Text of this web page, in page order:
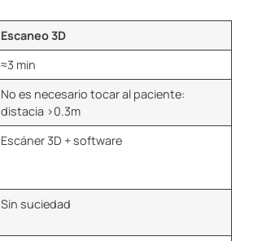
Escaneo 3D
≈3 min
No es necesario tocar al paciente:
distacia >0.3m
Escáner 3D + software
Sin suciedad